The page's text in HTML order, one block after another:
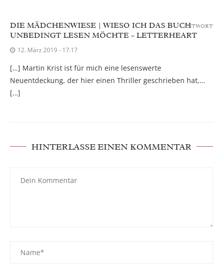
DIE MÄDCHENWIESE | WIESO ICH DAS BUCH
UNBEDINGT LESEN MÖCHTE – LETTERHEART
12. März 2019 - 17:17
[…] Martin Krist ist für mich eine lesenswerte
Neuentdeckung, der hier einen Thriller geschrieben hat,…
[…]
ANTWORT
HINTERLASSE EINEN KOMMENTAR